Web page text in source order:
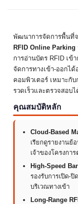
พัฒนาการจัดการพื้นที่
RFID Online Parking
การอ่านบัตร RFID เข้
จัดการทางเข้า-ออกไ
คอมพิวเตอร์ เหมาะกั
รวดเร็วและตรวจสอบ
คุณสมบัติหลัก
Cloud-Based
เรียกดูรายงานย้
เจ้าของโครงกา
High-Speed
รองรับการเปิด-
บริเวณทางเข้า
Long-Range